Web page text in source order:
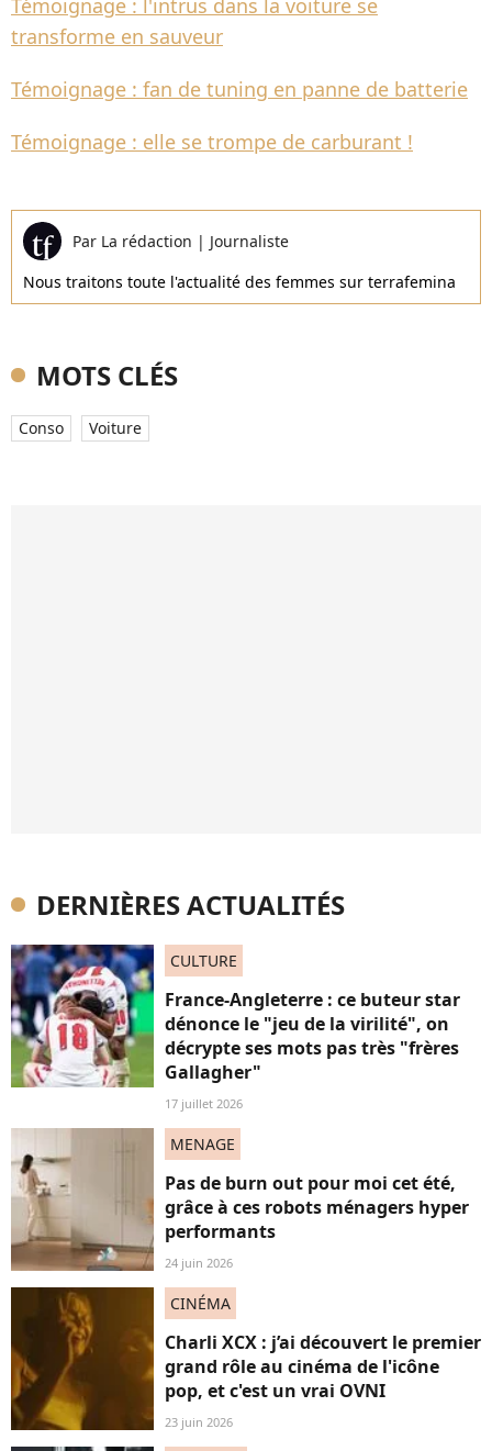
Témoignage : l'intrus dans la voiture se
transforme en sauveur
Témoignage : fan de tuning en panne de batterie
Témoignage : elle se trompe de carburant !
Par La rédaction | Journaliste
Nous traitons toute l'actualité des femmes sur terrafemina
MOTS CLÉS
Conso Voiture
DERNIÈRES ACTUALITÉS
CULTURE
France-Angleterre : ce buteur star
dénonce le "jeu de la virilité", on
décrypte ses mots pas très "frères
Gallagher"
17 juillet 2026
MENAGE
Pas de burn out pour moi cet été,
grâce à ces robots ménagers hyper
performants
24 juin 2026
CINÉMA
Charli XCX : j’ai découvert le premier
grand rôle au cinéma de l'icône
pop, et c'est un vrai OVNI
23 juin 2026